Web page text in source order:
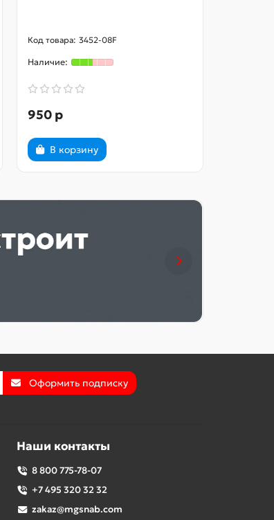
3452-08F
950 р
В корзину
Оформить подписку
Наши контакты
8 800 775-78-07
+7 495 320 32 32
zakaz@mgsnab.com